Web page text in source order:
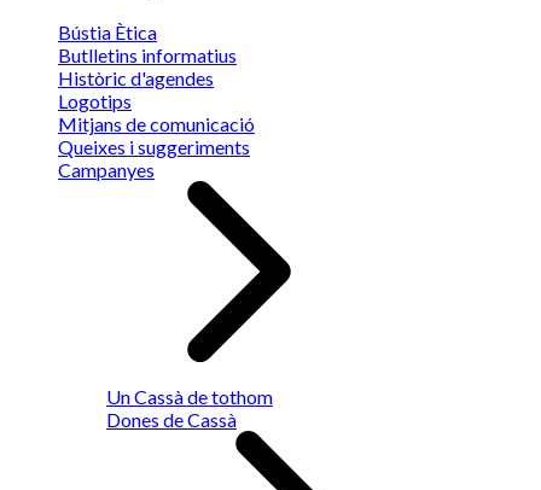
Bústia Ètica
Butlletins informatius
Històric d'agendes
Logotips
Mitjans de comunicació
Queixes i suggeriments
Campanyes
Un Cassà de tothom
Dones de Cassà